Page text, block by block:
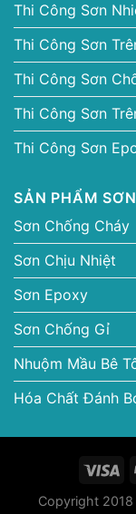
Thi Công Sơn
Thi Công Sơn
Thi Công Sơn
Thi Công Sơn
Thi Công Sơn
SẢN PHẨM SƠN
Sơn Chống Cháy
Sơn Chịu Nhiệt
Sơn Epoxy
Sơn Chống Gỉ
Nhuộm Mầu Bê
Hóa Chất Đánh
Copyright